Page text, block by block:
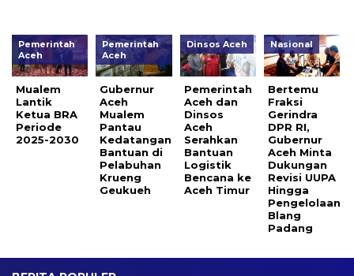
Pemerintah
Aceh
Mualem
Lantik
Ketua BRA
Periode
2025-2030
Pemerintah
Aceh
Gubernur
Aceh
Mualem
Pantau
Kedatangan
Bantuan di
Pelabuhan
Krueng
Geukueh
Dinsos Aceh
Pemerintah
Aceh dan
Dinsos
Aceh
Serahkan
Bantuan
Logistik
Bencana ke
Aceh Timur
Nasional
Bertemu
Fraksi
Gerindra
DPR RI,
Gubernur
Aceh Minta
Dukungan
Revisi UUPA
Hingga
Pengelolaan
Blang
Padang